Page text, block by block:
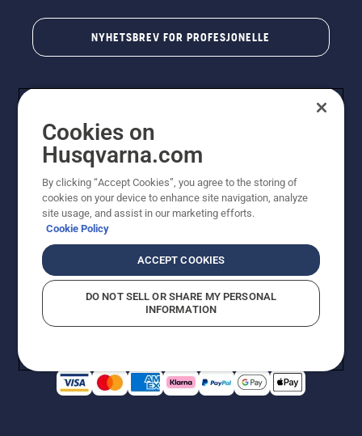
NYHETSBREV FOR PROFESJONELLE
© Husqvarna AB (utgiver). Med enerett. Angitte priser
er veiledende priser. Alle oppgitte priser er veiledende
utsalgspriser (inkl. mva.) med mindre produktet er
tilgjengelig for direkte kjøp.
Rapportering av mistanker om regelbruddÅpenhetsloven
Likestilling
Cookies on
Husqvarna.com
By clicking “Accept Cookies”, you agree to the storing of
cookies on your device to enhance site navigation, analyze
site usage, and assist in our marketing efforts.
Cookie Policy
ACCEPT COOKIES
DO NOT SELL OR SHARE MY PERSONAL
INFORMATION